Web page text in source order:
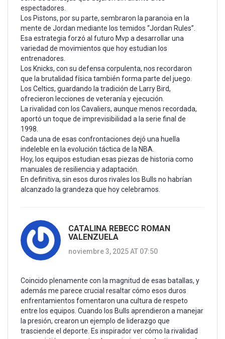
espectadores.
Los Pistons, por su parte, sembraron la paranoia en la
mente de Jordan mediante los temidos “Jordan Rules”.
Esa estrategia forzó al futuro Mvp a desarrollar una
variedad de movimientos que hoy estudian los
entrenadores.
Los Knicks, con su defensa corpulenta, nos recordaron
que la brutalidad física también forma parte del juego.
Los Celtics, guardando la tradición de Larry Bird,
ofrecieron lecciones de veteranía y ejecución.
La rivalidad con los Cavaliers, aunque menos recordada,
aportó un toque de imprevisibilidad a la serie final de
1998.
Cada una de esas confrontaciones dejó una huella
indeleble en la evolución táctica de la NBA.
Hoy, los equipos estudian esas piezas de historia como
manuales de resiliencia y adaptación.
En definitiva, sin esos duros rivales los Bulls no habrían
alcanzado la grandeza que hoy celebramos.
CATALINA REBECC ROMAN
VALENZUELA
noviembre 3, 2025 AT 07:50
Coincido plenamente con la magnitud de esas batallas, y
además me parece crucial resaltar cómo esos duros
enfrentamientos fomentaron una cultura de respeto
entre los equipos. Cuando los Bulls aprendieron a manejar
la presión, crearon un ejemplo de liderazgo que
trasciende el deporte. Es inspirador ver cómo la rivalidad